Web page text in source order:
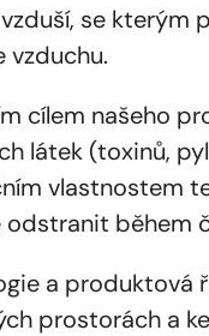
se kterým
vzduchu.
cílem našeho
látek (toxinů,
vlastnostem
odstranit během
a produktová
prostorách a